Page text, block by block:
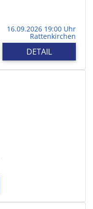
16.09.2026 19:00 Uhr
Rattenkirchen
DETAIL